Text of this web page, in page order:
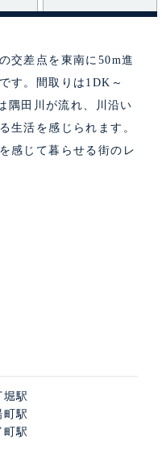
交差点を東南に50m進
す。間取りは1DK～
隅田川が流れ、川沿い
生活を感じられます。
感じて暮らせる街のレ
堀駅
町駅
駅